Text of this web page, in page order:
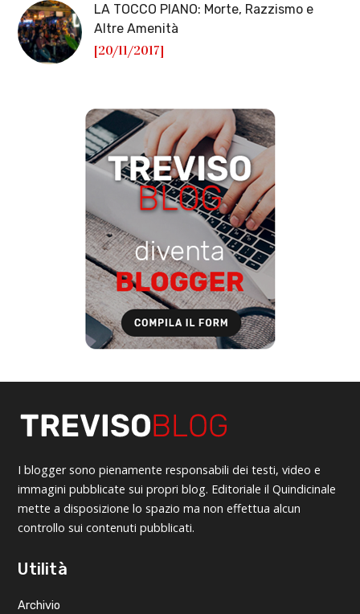
LA TOCCO PIANO: Morte, Razzismo e
Altre Amenità
[20/11/2017]
I blogger sono pienamente responsabili dei testi, video e
immagini pubblicate sui propri blog. Editoriale il Quindicinale
mette a disposizione lo spazio ma non effettua alcun
controllo sui contenuti pubblicati.
Utilità
Archivio